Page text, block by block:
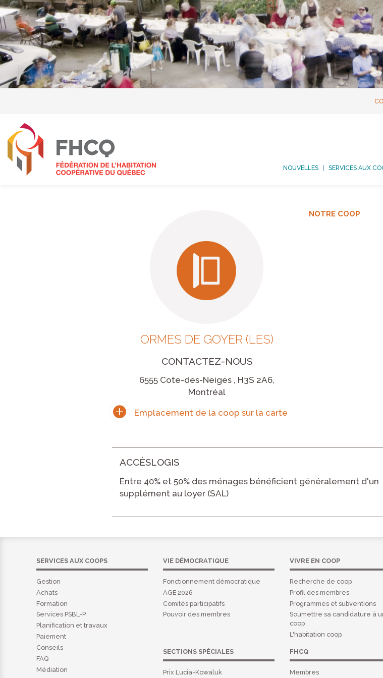
NOUVELLES SERVICES AUX
ORMES DE GOYER (LES)
CONTACTEZ-NOUS
6555 Cote-des-Neiges , H3S 2A6,
Montréal
NOTRE COOP
ACCÈSLOGIS
Entre 40% et 50% des ménages bénéficient généralement d'un
supplément au loyer (SAL)
SERVICES AUX COOPS
Gestion
Achats
Formation
Services PSBL-P
Planification et travaux
Paiement
Conseils
FAQ
Médiation
VIE DÉMOCRATIQUE
Fonctionnement démocratique
AGE 2026
Comités participatifs
Pouvoir des membres
VIVRE EN COOP
Recherche de coop
Profil des membres
Programmes et subventions
Soumettre sa candidature à
coop
L'habitation coop
SECTIONS SPÉCIALES
Prix Lucia-Kowaluk
FHCQ
Membres